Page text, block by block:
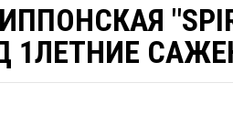
1ЛЕТНИЕ